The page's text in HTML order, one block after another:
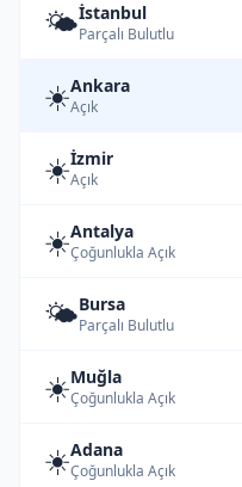
🌤️İstanbul
Parçalı Bulutlu
☀️Ankara
Açık
☀️İzmir
Açık
☀️Antalya
Çoğunlukla Açık
🌤️Bursa
Parçalı Bulutlu
☀️Muğla
Çoğunlukla Açık
☀️Adana
Çoğunlukla Açık